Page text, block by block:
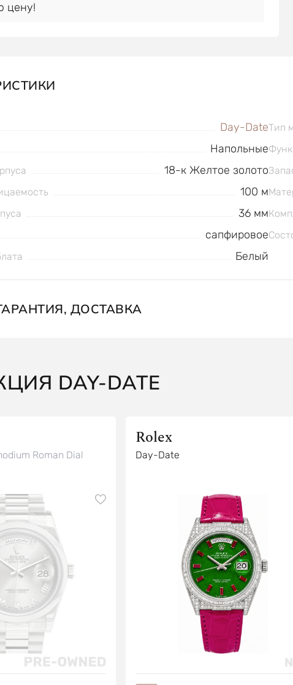
цену!
Day-Date
Напольные
18-к Желтое золото
100 м
36 мм
сапфировое
Белый
Тип
ДОСТАВКА
DAY-DATE
Roman Dial
Rolex
Day-Date